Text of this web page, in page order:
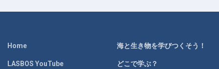
Home
LASBOS YouTube
海と生き物を学びつくそう！
どこで学ぶ？